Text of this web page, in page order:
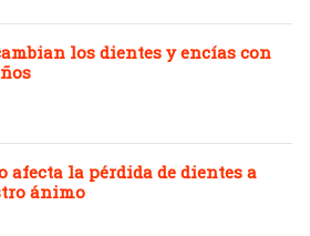
los dientes y encías con
afecta la pérdida de dientes a
ánimo